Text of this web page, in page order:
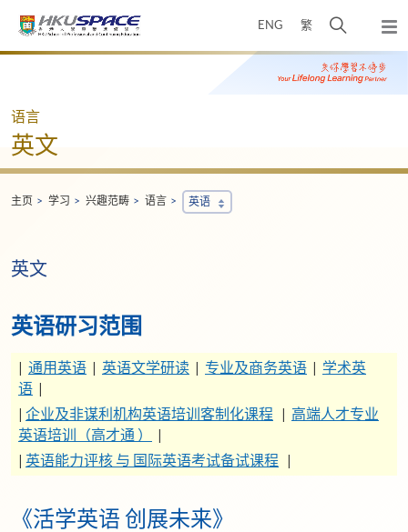
ENG 繁
开
搜
寻
弹
出
主
Main
语言
英文
主页 学习 兴趣范畴 语言 英语
英文
英语研习范围
| 通用英语 | 英语文学研读 | 专业及商务英语 | 学术英
语 |
| 企业及非谋利机构英语培训客制化课程 | 高端人才专业
英语培训（高才通 ）
|
| 英语能力评核 与 国际英语考试备试课程 |
《活学英语 创展未来》